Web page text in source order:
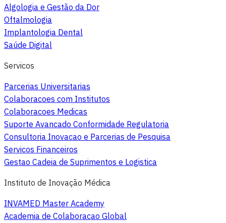
Algologia e Gestão da Dor
Oftalmologia
Implantologia Dental
Saúde Digital
Servicos
Parcerias Universitarias
Colaboracoes com Institutos
Colaboracoes Medicas
Suporte Avancado Conformidade Regulatoria
Consultoria Inovacao e Parcerias de Pesquisa
Servicos Financeiros
Gestao Cadeia de Suprimentos e Logistica
Instituto de Inovação Médica
INVAMED Master Academy
Academia de Colaboracao Global